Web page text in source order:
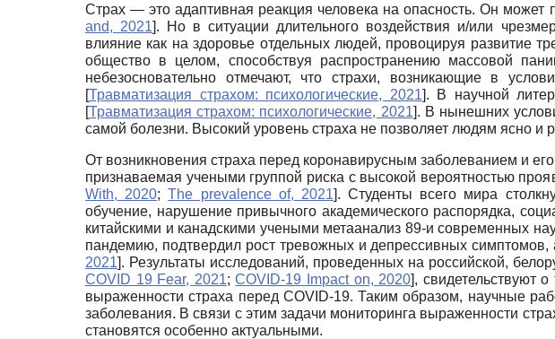
Страх — это адаптивная реакция человека на опасность. Он
and, 2021]. Но в ситуации длительного воздействия и/или
влияние как на здоровье отдельных людей, провоцируя развитие
общество в целом, способствуя распространению массовой
небезосновательно отмечают, что страхи, возникающие в
[Травматизация страхом: психологические, 2021]. В научной
[Травматизация страхом: психологические, 2021]. В нынешних
самой болезни. Высокий уровень страха не позволяет людям ясно и
От возникновения страха перед коронавирусным заболеванием и
признаваемая учеными группой риска с высокой вероятностью
With, 2020;The prevalence of, 2021]. Студенты всего мира
обучение, нарушение привычного академического распорядка,
китайскими и канадскими учеными метаанализ 89-и современных
пандемию, подтвердил рост тревожных и депрессивных симптомов,
2021]. Результаты исследований, проведенных на российской,
COVID 19 Fear, 2021;COVID-19 Impact on, 2020], свидетельствуют
выраженности страха перед COVID-19. Таким образом, научные
заболевания. В связи с этим задачи мониторинга выраженности
становятся особенно актуальными.